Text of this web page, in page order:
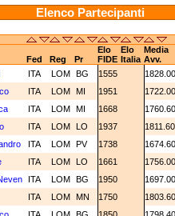
Elenco Partecipanti
Elo Elo Media
Fed Reg Pr FIDE Italia Avv.
ITA LOM BG 1555 1828.00
ITA LOM MI 1951 1722.00
ITA LOM MI 1668 1760.60
ITA LOM LO 1937 1811.60
ITA LOM PV 1738 1674.60
ITA LOM LO 1661 1756.00
ITA LOM BG 1950 1697.00
ITA LOM MN 1750 1803.60